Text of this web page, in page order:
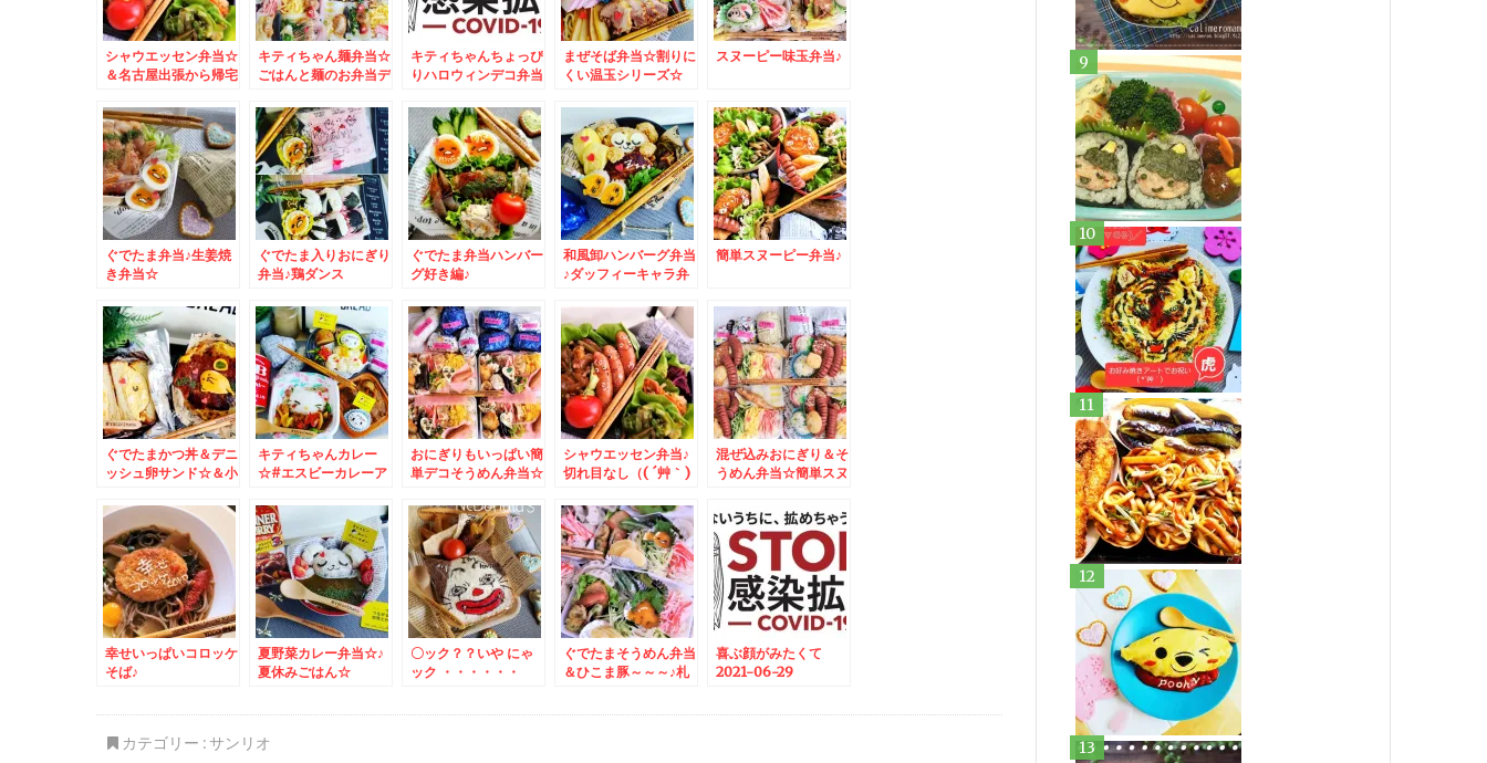
シャウエッセン弁当☆
＆名古屋出張から帰宅
キティちゃん麺弁当☆
ごはんと麺のお弁当デ
ぴ大福♪
キティちゃんちょっぴ
りハロウィンデコ弁当
HORAI肉まん祭り☆
まぜそば弁当☆割りに
くい温玉シリーズ☆
スヌーピー味玉弁当♪
ぐでたま弁当♪生姜焼
き弁当☆
ぐでたま入りおにぎり
弁当♪鶏ダンス
ぐでたま弁当ハンバー
グ好き編♪
和風卸ハンバーグ弁当
♪ダッフィーキャラ弁
簡単スヌーピー弁当♪
ぐでたまかつ丼＆デニ
ッシュ卵サンド☆＆小
キティちゃんカレー
☆#エスビーカレーア
ゃん温玉♪
おにぎりもいっぱい簡
単デコそうめん弁当☆
シャウエッセン弁当♪
切れ目なし（( ´艸｀)
混ぜ込みおにぎり＆そ
うめん弁当☆簡単スヌ
幸せいっぱいコロッケ
そば♪
夏野菜カレー弁当☆♪
夏休みごはん☆
〇ック？？いや にゃ
ック ・・・・・・
ぐでたまそうめん弁当
＆ひこま豚～～～♪札
喜ぶ顔がみたくて
2021-06-29
カテゴリー :サンリオ